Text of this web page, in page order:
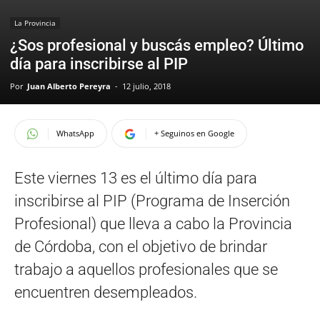
La Provincia
¿Sos profesional y buscás empleo? Último
día para inscribirse al PIP
Por Juan Alberto Pereyra - 12 julio, 2018
WhatsApp + Seguinos en Google
Este viernes 13 es el último día para
inscribirse al PIP (Programa de Inserción
Profesional) que lleva a cabo la Provincia
de Córdoba, con el objetivo de brindar
trabajo a aquellos profesionales que se
encuentren desempleados.